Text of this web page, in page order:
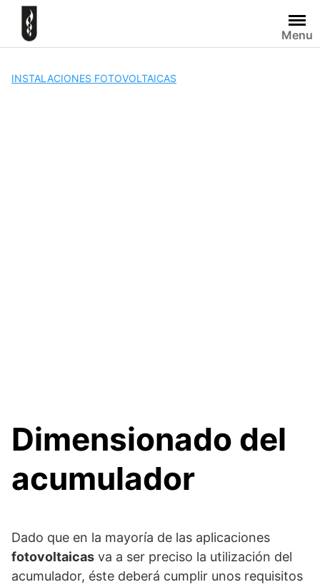
Skip
content
Menu
INSTALACIONES FOTOVOLTAICAS
Dimensionado del
acumulador
Dado que en la mayoría de las aplicaciones
fotovoltaicas va a ser preciso la utilización del
acumulador, éste deberá cumplir unos requisitos